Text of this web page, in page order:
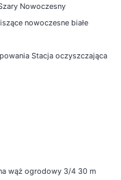
Nowoczesny
nowoczesne białe
Stacja oczyszczająca
wąż ogrodowy 3/4 30 m